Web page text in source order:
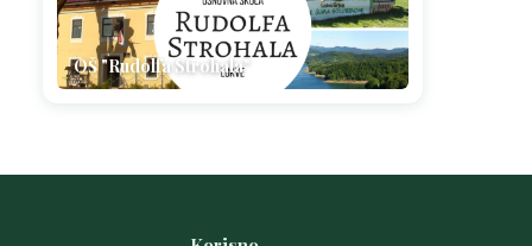
OŠ "Rudolfa Strohala"